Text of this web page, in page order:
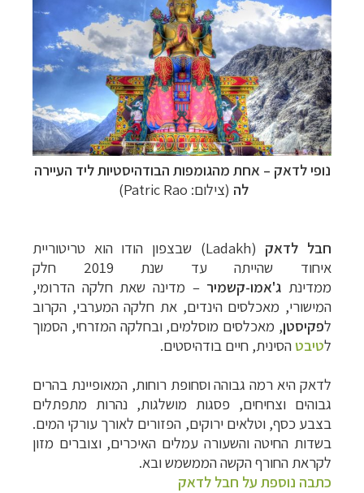
נופי לדאק – אחת מהגומפות הבודהיסטיות ליד העיירה
לה (צילום: Patric Rao)
חבל לדאק
(Ladakh) שבצפון הודו הוא טריטוריית
איחוד שהייתה עד שנת 2019 חלק
ממדינת ג'אמו-קשמיר– מדינה שאת חלקה הדרומי,
המישורי, מאכלסים הינדים, את חלקה המערבי, הקרוב
לפקיסטן, מאכלסים מוסלמים, ובחלקה המזרחי, הסמוך
לטיבטהסינית, חיים בודהיסטים.
לדאק היא רמה גבוהה וסחופת רוחות, המאופיינת בהרים
גבוהים וצחיחים, פסגות מושלגות, נהרות מתפתלים
בצבע כסף, וטלאים ירוקים, הפזורים לאורך עורקי המים.
בשדות החיטה והשעורה עמלים האיכרים, וצוברים מזון
לקראת החורף הקשה הממשמש ובא.
כתבה נוספת על חבל לדאק